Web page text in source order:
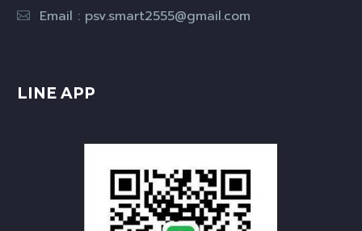
Email : psv.smart2555@gmail.com
LINE APP